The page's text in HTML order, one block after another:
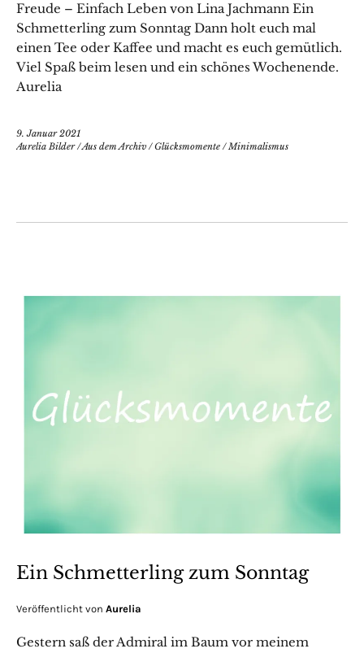
Freude – Einfach Leben von Lina Jachmann Ein
Schmetterling zum Sonntag Dann holt euch mal
einen Tee oder Kaffee und macht es euch gemütlich.
Viel Spaß beim lesen und ein schönes Wochenende.
Aurelia
9. Januar 2021
Aurelia Bilder/Aus dem Archiv /Glücksmomente /Minimalismus
Ein Schmetterling zum Sonntag
Veröffentlicht von Aurelia
Gestern saß der Admiral im Baum vor meinem